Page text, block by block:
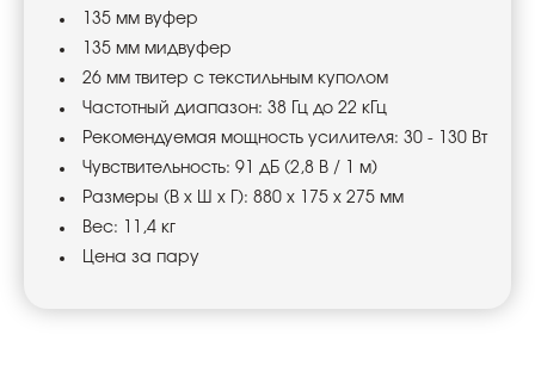
135 мм вуфер
135 мм мидвуфер
26 мм твитер с текстильным куполом
Частотный диапазон: 38 Гц до 22 кГц
Рекомендуемая мощность усилителя: 30 - 130 Вт
Чувствительность: 91 дБ (2,8 В / 1 м)
Размеры (В x Ш x Г): 880 x 175 x 275 мм
Вес: 11,4 кг
Цена за пару